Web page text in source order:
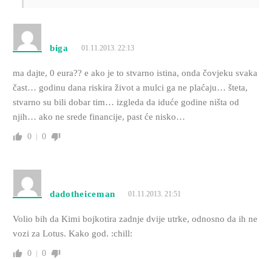
biga 01.11.2013. 22:13
ma dajte, 0 eura?? e ako je to stvarno istina, onda čovjeku svaka
čast… godinu dana riskira život a mulci ga ne plaćaju… šteta,
stvarno su bili dobar tim… izgleda da iduće godine ništa od
njih… ako ne srede financije, past će nisko…
0 0
dadotheiceman 01.11.2013. 21:51
Volio bih da Kimi bojkotira zadnje dvije utrke, odnosno da ih ne
vozi za Lotus. Kako god. :chill:
0 0